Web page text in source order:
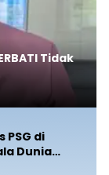
Tidak
PSG di
Dunia